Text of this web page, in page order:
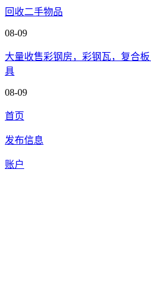
回收二手物品
08-09
大量收售彩钢房，彩钢瓦，复合
具
08-09
首页
发布信息
账户